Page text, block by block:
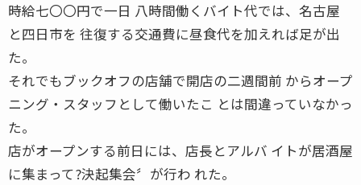
時給七〇〇円で一日 八時間働くバイト代では、名古屋
と四日市を 往復する交通費に昼食代を加えれば足が出
た。
それでもブックオフの店舗で開店の二週間前 からオープ
ニング・スタッフとして働いたこ とは間違っていなかっ
た。
店がオープンする前日には、店長とアルバ イトが居酒屋
に集まって?決起集会〞が行わ れた。